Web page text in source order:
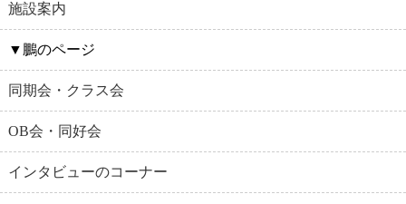
施設案内
▼鵬のページ
同期会・クラス会
OB会・同好会
インタビューのコーナー